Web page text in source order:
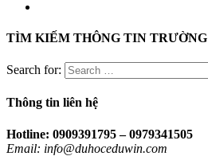
TÌM KIẾM THÔNG TIN TRƯỜNG
Search for:
Thông tin liên hệ
Hotline: 0909391795 – 0979341505
Email: info@duhoceduwin.com